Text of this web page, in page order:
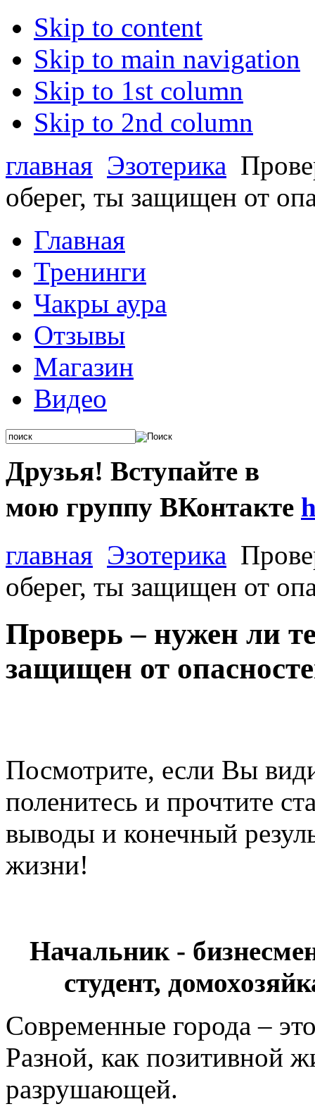
Skip to content
Skip to main navigation
Skip to 1st column
Skip to 2nd column
главная Эзотерика
оберег, ты защищен от
Главная
Тренинги
Чакры аура
Отзывы
Магазин
Видео
Друзья! Вступайте в
мою группу ВКонтакте
главная Эзотерика
оберег, ты защищен от
Проверь – нужен ли
защищен от
Посмотрите, если Вы
поленитесь и прочтите
выводы и конечный
жизни!
Начальник -
студент,
Современные города –
Разной, как позитивной
разрушающей.